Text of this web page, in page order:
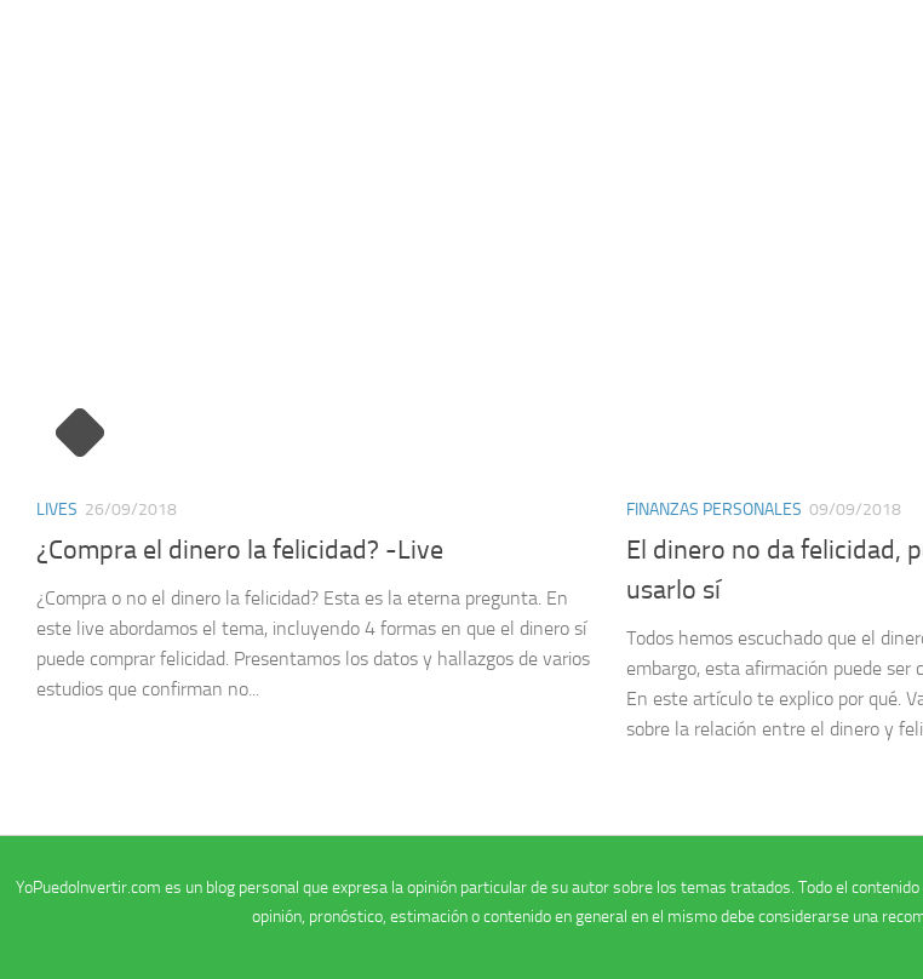
LIVES 26/09/2018
¿Compra el dinero la felicidad? -Live
¿Compra o no el dinero la felicidad? Esta es la eterna pregunta. En
este live abordamos el tema, incluyendo 4 formas en que el dinero sí
puede comprar felicidad. Presentamos los datos y hallazgos de varios
estudios que confirman no...
FINANZAS PERSONALES 09/09/2018
El dinero no da felicidad,
usarlo sí
Todos hemos escuchado que el
embargo, esta afirmación puede ser
En este artículo te explico por qué.
sobre la relación entre el dinero y
YoPuedoInvertir.com es un blog personal que expresa la opinión particular de su autor sobre los temas tratados. Todo el
opinión, pronóstico, estimación o contenido en general en el mismo debe considerarse una